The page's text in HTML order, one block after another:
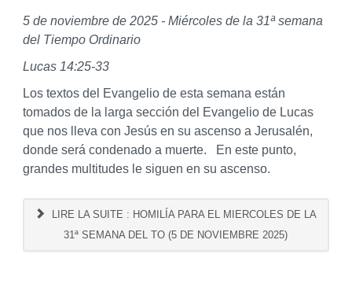
5 de noviembre de 2025 - Miércoles de la 31ª semana
del Tiempo Ordinario
Lucas 14:25-33
Los textos del Evangelio de esta semana están
tomados de la larga sección del Evangelio de Lucas
que nos lleva con Jesús en su ascenso a Jerusalén,
donde será condenado a muerte. En este punto,
grandes multitudes le siguen en su ascenso.
LIRE LA SUITE : HOMILÍA PARA EL MIERCOLES DE LA
31ª SEMANA DEL TO (5 DE NOVIEMBRE 2025)